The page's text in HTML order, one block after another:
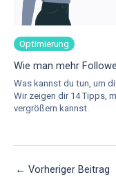
Optimierung
Wie man mehr
Was kannst du tun, um
Wir zeigen dir 14 Tipps,
vergrößern kannst.
← Vorheriger Beitrag